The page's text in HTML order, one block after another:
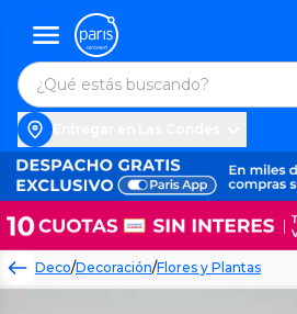
Deco/Decoración/Flores y Plantas